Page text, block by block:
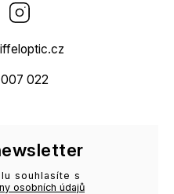
022
souhlasíte s
osobních údajů